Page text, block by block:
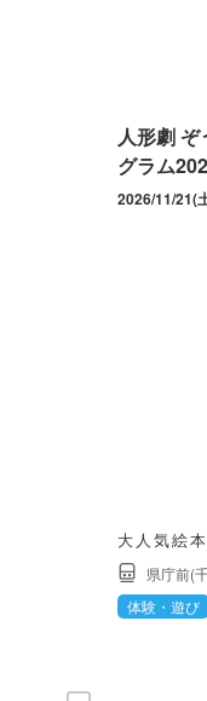
人形劇
グラム
2026/11/21(
大人気絵
県庁前(
体験・遊び